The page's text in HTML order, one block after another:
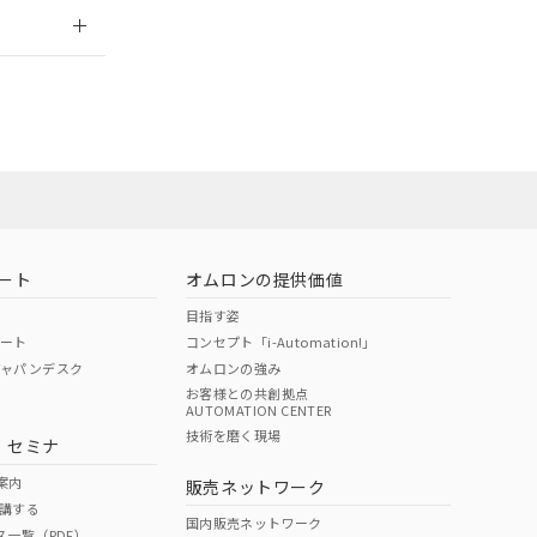
O O
ページへ
ください
ト
ト
パンデスク
セミナ
内
する
オムロンの提供価値
目指す姿
コンセプト「i-Automation!」
オムロンの強み
お客様との共創拠点
AUTOMATION CENTER
技術を磨く現場
販売ネットワーク
国内販売ネットワーク